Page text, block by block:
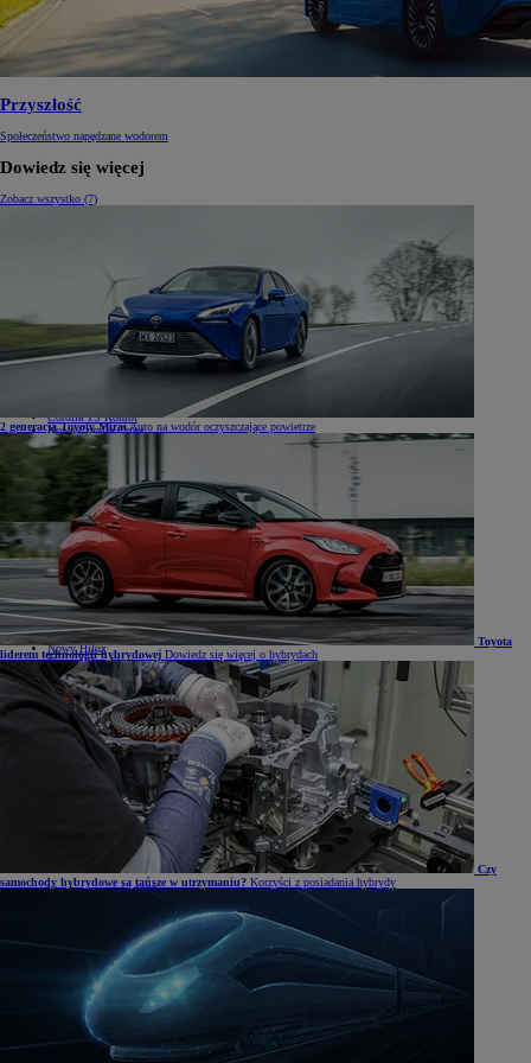
Przyszłość
Społeczeństwo napędzane wodorem
Dowiedz się więcej
Zobacz wszystko (7)
2 generacja Toyoty MiraiAuto na wodór oczyszczające powietrze
Toyota
liderem technologii hybrydowej Dowiedz się więcej o hybrydach
Czy
samochody hybrydowe są tańsze w utrzymaniu? Korzyści z posiadania hybrydy
Samochody osobowe
Nowe Aygo X
Yaris
GR Yaris
Yaris Cross
Nowy Yaris Cross
Corolla TS Kombi
Nowa Corolla Cross
Toyota C-HR
Toyota C-HR Plug-in
Nowa Toyota C-HR+
Nowa Toyota bZ4X
Nowa Toyota bZ4X Touring
Prius
Mirai
Nowy RAV4
Land Cruiser
Nowy GR GT
Samochody dostawcze
Hilux
Nowy Hilux
Nowy Hilux Electric
PROACE Max
PROACE
PROACE Verso
PROACE CITY
PROACE CITY Verso
Samochody używane
Umów się na jazdę testową
Zobacz wszystkie cenniki
Konfiguruj swoją Toyotę
Oferty specjalne i Finansowanie
Oferty specjalne i Finansowanie
Finał wyprzedaży 2025
Toyota Financial Services
Kredyt niższych rat Toyota Easy
Kredyt standardowy
Leasing standardowy
KINTO ONE